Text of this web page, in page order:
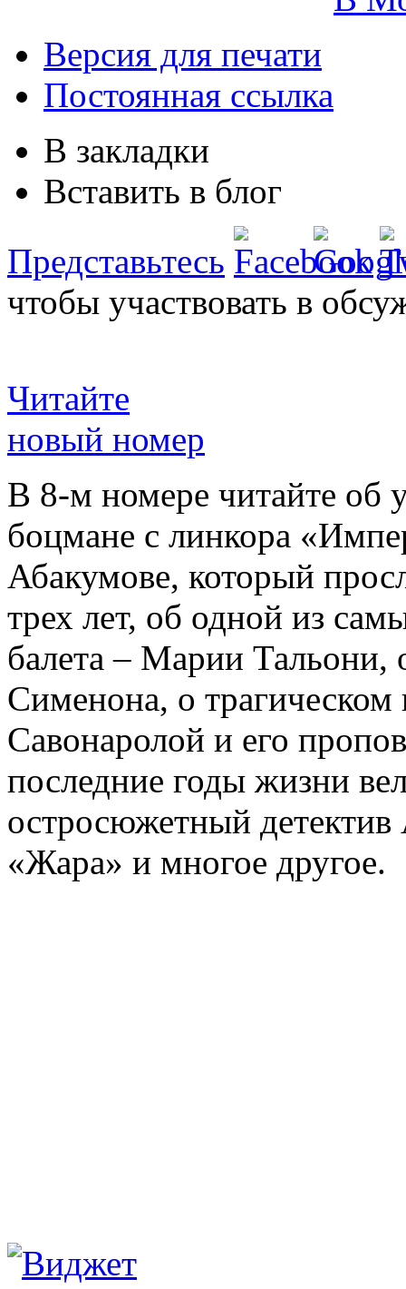
Версия для печати
Постоянная ссылка
В закладки
Вставить в блог
Представьтесь
чтобы участвовать в
Читайте
новый номер
В 8-м номере читайте об
боцмане с линкора
Абакумове, который
трех лет, об одной из
балета – Марии
Сименона, о трагическом
Савонаролой и его
последние годы жизни
остросюжетный детектив
«Жара» и многое другое.